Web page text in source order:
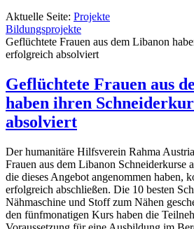
Aktuelle Seite: Projekte
Bildungsprojekte
Geflüchtete Frauen aus dem Libanon
erfolgreich absolviert
Geflüchtete Frauen aus
haben ihren
absolviert
Der humanitäre Hilfsverein Rahma
Frauen aus dem Libanon Schneiderkurse
die dieses Angebot angenommen haben,
erfolgreich abschließen. Die 10 besten
Nähmaschine und Stoff zum Nähen
den fünfmonatigen Kurs haben die